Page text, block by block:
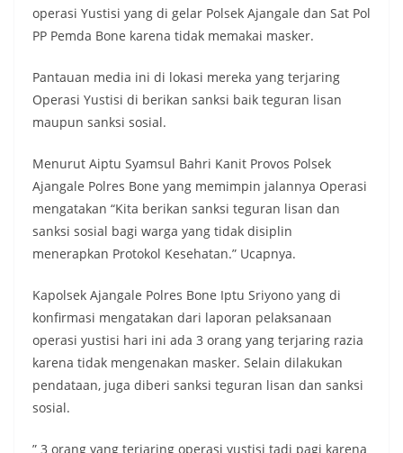
operasi Yustisi yang di gelar Polsek Ajangale dan Sat Pol
PP Pemda Bone karena tidak memakai masker.
Pantauan media ini di lokasi mereka yang terjaring
Operasi Yustisi di berikan sanksi baik teguran lisan
maupun sanksi sosial.
Menurut Aiptu Syamsul Bahri Kanit Provos Polsek
Ajangale Polres Bone yang memimpin jalannya Operasi
mengatakan “Kita berikan sanksi teguran lisan dan
sanksi sosial bagi warga yang tidak disiplin
menerapkan Protokol Kesehatan.” Ucapnya.
Kapolsek Ajangale Polres Bone Iptu Sriyono yang di
konfirmasi mengatakan dari laporan pelaksanaan
operasi yustisi hari ini ada 3 orang yang terjaring razia
karena tidak mengenakan masker. Selain dilakukan
pendataan, juga diberi sanksi teguran lisan dan sanksi
sosial.
” 3 orang yang terjaring operasi yustisi tadi pagi karena